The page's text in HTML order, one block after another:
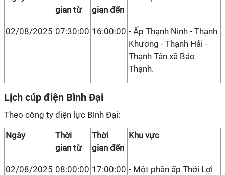
gian từ
gian đến
02/08/2025 07:30:00 16:00:00 - Ấp Thạnh Ninh - Thạnh
Khương - Thạnh Hải -
Thạnh Tân xã Bảo
Thạnh.
Lịch cúp điện Bình Đại
Theo công ty điện lực Bình Đại:
Ngày
Thời
gian từ
Thời
gian đến
Khu vực
02/08/2025 08:00:00 17:00:00 - Một phần ấp Thới Lợi